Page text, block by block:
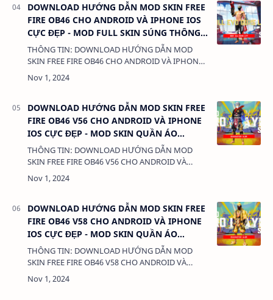
DOWNLOAD HƯỚNG DẪN MOD SKIN FREE
FIRE OB46 CHO ANDROID VÀ IPHONE IOS
CỰC ĐẸP - MOD FULL SKIN SÚNG THÔNG
THẠO LV7
THÔNG TIN: DOWNLOAD HƯỚNG DẪN MOD
SKIN FREE FIRE OB46 CHO ANDROID VÀ IPHONE
IOS CỰC ĐẸP - MOD FULL SKIN SÚNG THÔNG
THẠO LV7 DUNG LƯỢNG: 3MB LINK:
DOWNLOAD HƯỚNG DẪN MOD SKIN FREE
FIRE OB46 V56 CHO ANDROID VÀ IPHONE
IOS CỰC ĐẸP - MOD SKIN QUẦN ÁO
ANTIBAN
THÔNG TIN: DOWNLOAD HƯỚNG DẪN MOD
SKIN FREE FIRE OB46 V56 CHO ANDROID VÀ
IPHONE IOS CỰC ĐẸP - MOD SKIN QUẦN
ÁO ANTIBAN DUNG LƯỢNG: 3MB LINK:
DOWNLOAD HƯỚNG DẪN MOD SKIN FREE
FIRE OB46 V58 CHO ANDROID VÀ IPHONE
IOS CỰC ĐẸP - MOD SKIN QUẦN ÁO
ANTIBAN
THÔNG TIN: DOWNLOAD HƯỚNG DẪN MOD
SKIN FREE FIRE OB46 V58 CHO ANDROID VÀ
IPHONE IOS CỰC ĐẸP - MOD SKIN QUẦN
ÁO ANTIBAN DUNG LƯỢNG: 3MB LINK: